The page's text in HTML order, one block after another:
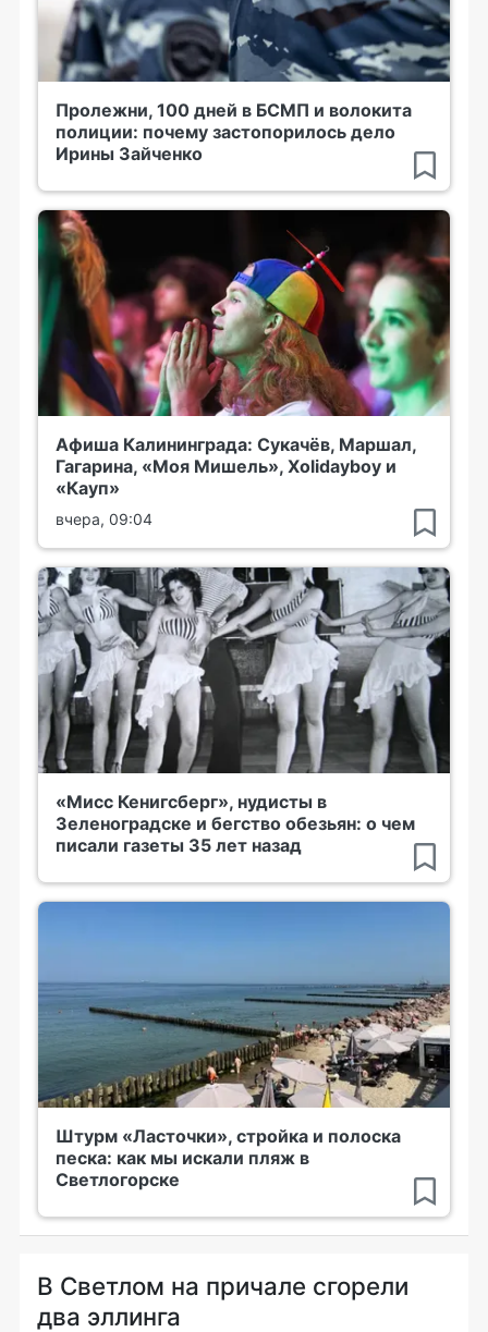
Пролежни, 100 дней в БСМП и волокита
полиции: почему застопорилось дело
Ирины Зайченко
Афиша Калининграда: Сукачёв, Маршал,
Гагарина, «Моя Мишель», Xolidayboy и
«Кауп»
вчера, 09:04
«Мисс Кенигсберг», нудисты в
Зеленоградске и бегство обезьян: о чем
писали газеты 35 лет назад
Штурм «Ласточки», стройка и полоска
песка: как мы искали пляж в
Светлогорске
В Светлом на причале сгорели
два эллинга